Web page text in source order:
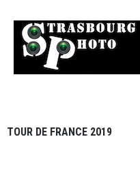
TOUR DE FRANCE 2019